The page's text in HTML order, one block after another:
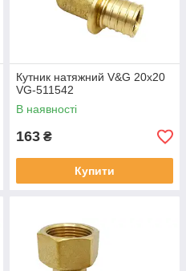
Кутник натяжний V&G 20x20
VG-511542
В наявності
163 ₴
Купити